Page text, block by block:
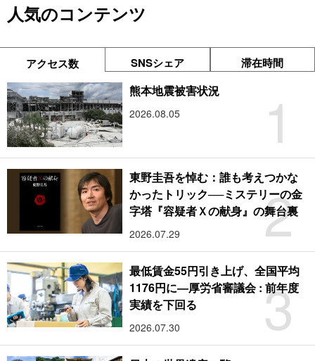
人気のコンテンツ
アクセス数 SNSシェア 滞在時間
1
熊本地震被害状況
2026.08.05
2
東野圭吾を悼む：誰も考えつかな
かったトリック──ミステリーの金
字塔『容疑者Ｘの献身』の舞台裏
2026.07.29
3
最低賃金55円引き上げ、全国平均
1176円に―厚労省審議会 : 前年度
実績を下回る
2026.07.30